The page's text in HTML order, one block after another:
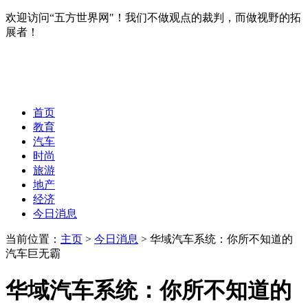
欢迎访问“五方世界网"！我们不做观点的裁判，而做视野的拓
展者！
首页
教育
汽车
时尚
旅游
地产
经济
今日消息
当前位置： 主页 > 今日消息 > 华域汽车系统：你所不知道的
汽车巨无霸
华域汽车系统：你所不知道的